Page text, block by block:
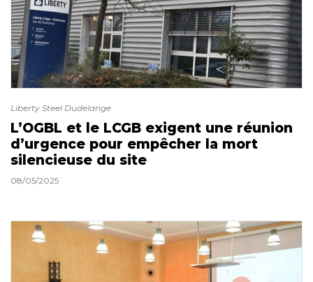
Liberty Steel Dudelange
L’OGBL et le LCGB exigent une réunion
d’urgence pour empêcher la mort
silencieuse du site
08/05/2025